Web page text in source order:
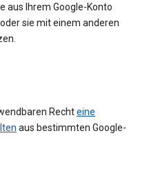
aus Ihrem Google-Konto
sie mit einem anderen
Rechteine
aus bestimmten Google-